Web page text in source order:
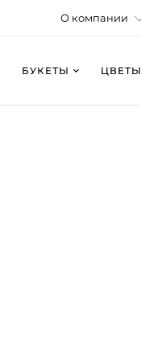
О компании
БУКЕТЫ ЦВЕТЫ